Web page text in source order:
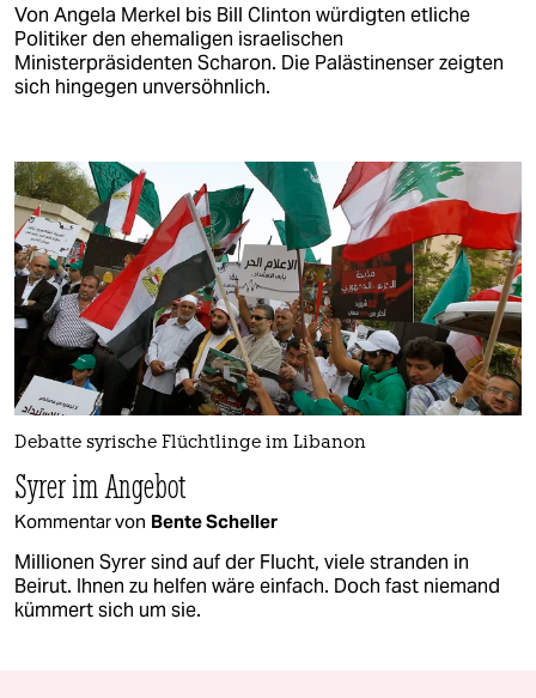
Von Angela Merkel bis Bill Clinton würdigten etliche
Politiker den ehemaligen israelischen
Ministerpräsidenten Scharon. Die Palästinenser zeigten
sich hingegen unversöhnlich.
Debatte syrische Flüchtlinge im Libanon
Syrer im Angebot
Kommentar von Bente Scheller
Millionen Syrer sind auf der Flucht, viele stranden in
Beirut. Ihnen zu helfen wäre einfach. Doch fast niemand
kümmert sich um sie.